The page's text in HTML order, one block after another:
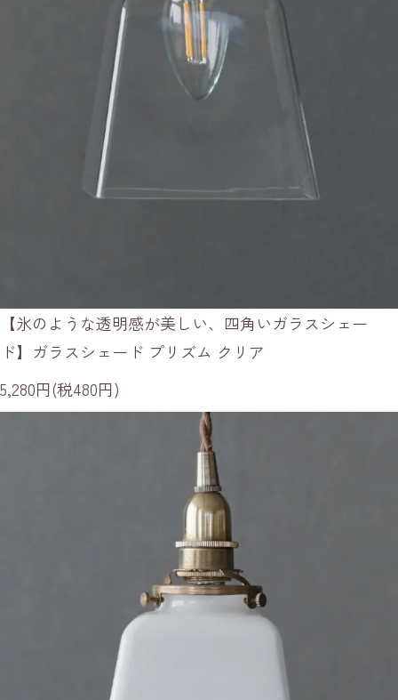
【氷のような透明感が美しい、四角いガラスシェー
ド】ガラスシェード プリズム クリア
5,280円(税480円)